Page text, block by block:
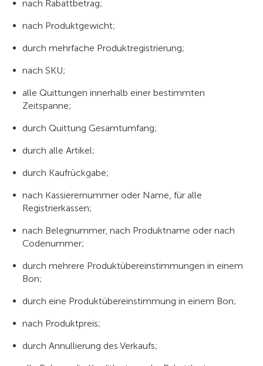
nach Rabattbetrag;
nach Produktgewicht;
durch mehrfache Produktregistrierung;
nach SKU;
alle Quittungen innerhalb einer bestimmten
Zeitspanne;
durch Quittung Gesamtumfang;
durch alle Artikel;
durch Kaufrückgabe;
nach Kassierernummer oder Name, für alle
Registrierkassen;
nach Belegnummer, nach Produktname oder nach
Codenummer;
durch mehrere Produktübereinstimmungen in einem
Bon;
durch eine Produktübereinstimmung in einem Bon;
nach Produktpreis;
durch Annullierung des Verkaufs;